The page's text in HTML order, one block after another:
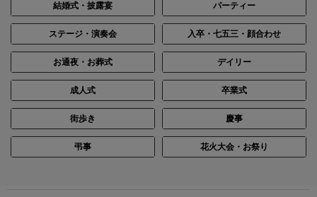
結婚式・披露宴 パーティー
ステージ・演奏会 入卒・七五三・顔合わせ
お通夜・お葬式 デイリー
成人式 卒業式
街歩き 慶事
弔事 花火大会・お祭り